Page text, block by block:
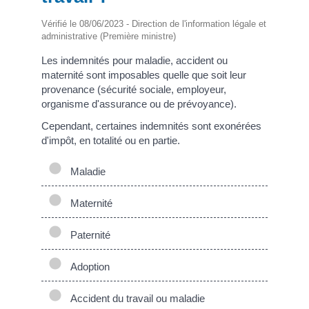
Vérifié le 08/06/2023 - Direction de l'information légale et
administrative (Première ministre)
Les indemnités pour maladie, accident ou
maternité sont imposables quelle que soit leur
provenance (sécurité sociale, employeur,
organisme d'assurance ou de prévoyance).
Cependant, certaines indemnités sont exonérées
d'impôt, en totalité ou en partie.
Maladie
Maternité
Paternité
Adoption
Accident du travail ou maladie